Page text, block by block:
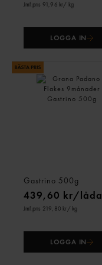
Jmf.pris 91,96 kr/ kg
LOGGA IN
Gastrino 500g
439,60 kr/låda
Jmf.pris 219,80 kr/ kg
LOGGA IN